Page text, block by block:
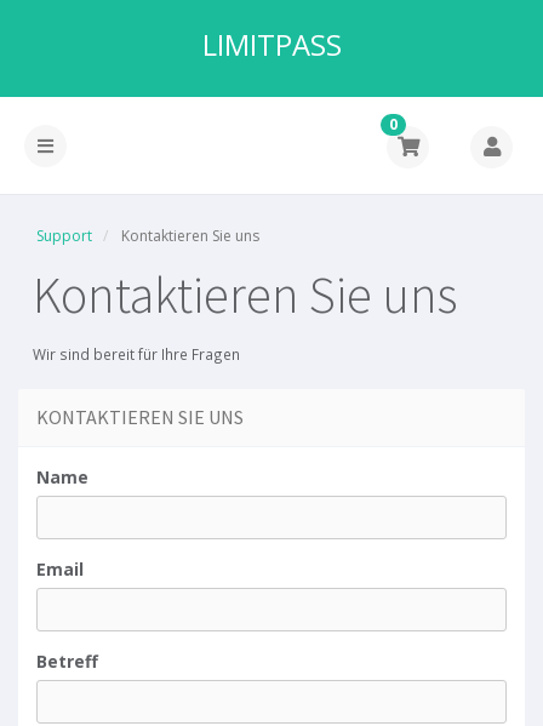
LIMITPASS
0
Support Kontaktieren Sie uns
Kontaktieren Sie uns
Wir sind bereit für Ihre Fragen
KONTAKTIEREN SIE UNS
Name
Email
Betreff